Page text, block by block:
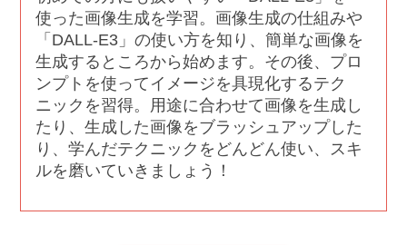
使った画像生成を学習。画像生成の仕組みや
「DALL-E3」の使い方を知り、簡単な画像を
生成するところから始めます。その後、プロ
ンプトを使ってイメージを具現化するテク
ニックを習得。用途に合わせて画像を生成し
たり、生成した画像をブラッシュアップした
り、学んだテクニックをどんどん使い、スキ
ルを磨いていきましょう！